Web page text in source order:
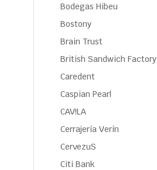
Bodegas Hibeu
Bostony
Brain Trust
British Sandwich Factory
Caredent
Caspian Pearl
CAV!LA
Cerrajería Verín
CervezuS
Citi Bank